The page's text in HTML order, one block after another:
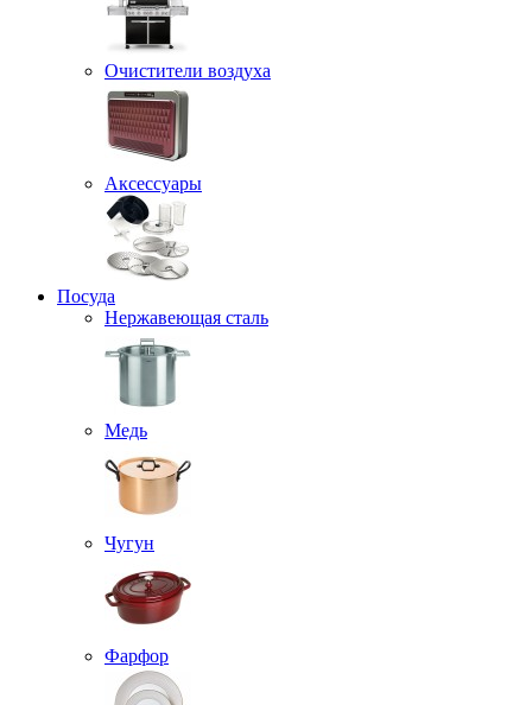
Очистители воздуха
Аксессуары
Посуда
Нержавеющая сталь
Медь
Чугун
Фарфор